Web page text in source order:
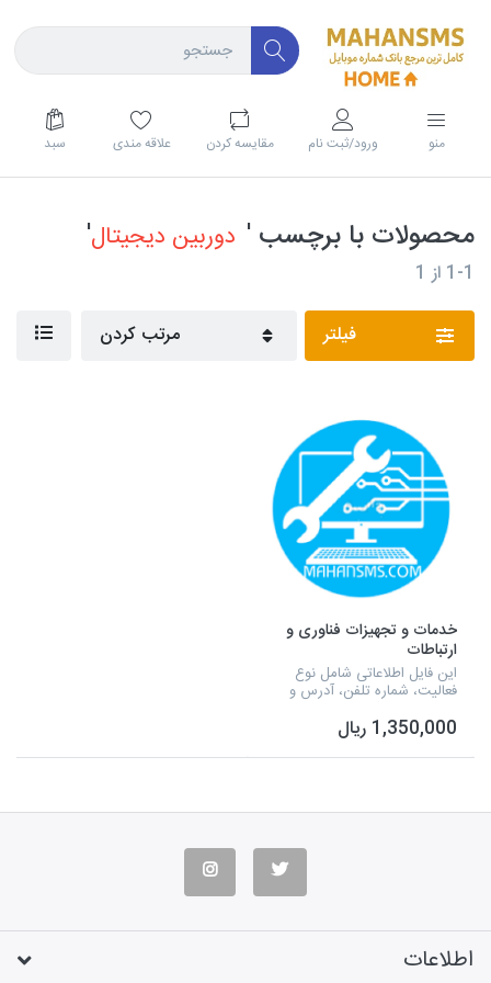
منو ورود/ثبت نام مقايسه كردن علاقه مندی سبد
محصولات با برچسب ' دوربین دیجیتال'
1-1 از 1
فیلتر مرتب کردن
خدمات و تجهیزات فناوری و
ارتباطات
این فایل اطلاعاتی شامل نوع
فعالیت، شماره تلفن، آدرس و
ویدیو پروژکتور، تجهیزات
رمزنگاری و تشخیص هویت،
تجهیزات مدار الکترونیک، ت...
1,350,000 ریال
اطلاعات